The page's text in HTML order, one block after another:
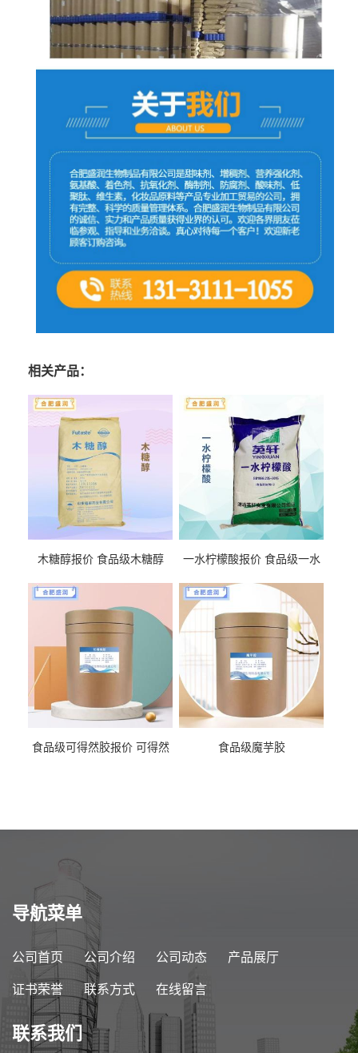
相关产品：
木糖醇报价 食品级木糖醇
一水柠檬酸报价 食品级一水
食品级可得然胶报价 可得然
食品级魔芋胶
导航菜单
公司首页 公司介绍 公司动态 产品展厅
证书荣誉 联系方式 在线留言
联系我们